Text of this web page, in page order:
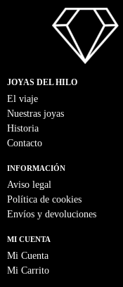
JOYAS DEL HILO
El viaje
Nuestras joyas
Historia
Contacto
INFORMACIÓN
Aviso legal
Política de cookies
Envíos y devoluciones
MI CUENTA
Mi Cuenta
Mi Carrito